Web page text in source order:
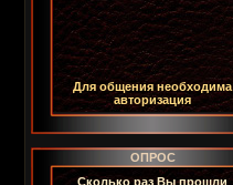
Для общения необходима
авторизация
ОПРОС
Сколько раз Вы прошли